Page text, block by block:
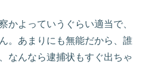
かよっていうぐらい適当で、
。あまりにも無能だから、誰
なんなら逮捕状もすぐ出ちゃ